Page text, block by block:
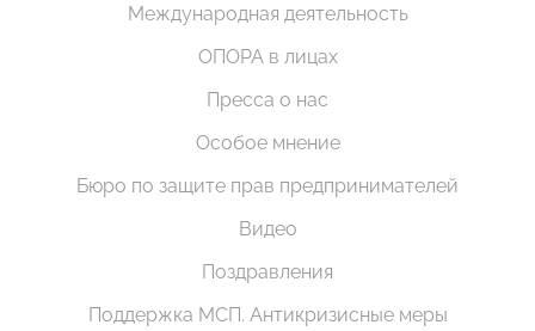
Международная деятельность
ОПОРА в лицах
Пресса о нас
Особое мнение
Бюро по защите прав предпринимателей
Видео
Поздравления
Поддержка МСП. Антикризисные меры